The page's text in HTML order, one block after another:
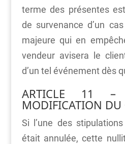
terme des présentes
de survenance d’un
majeure qui en
vendeur avisera le
d’un tel événement dès
ARTICLE 11 –
MODIFICATION DU
Si l’une des
était annulée, cette